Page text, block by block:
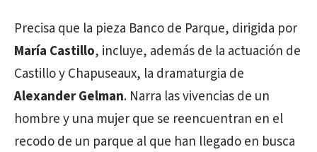
Precisa que la pieza Banco de Parque, dirigida por
María Castillo, incluye, además de la actuación de
Castillo y Chapuseaux, la dramaturgia de
Alexander Gelman. Narra las vivencias de un
hombre y una mujer que se reencuentran en el
recodo de un parque al que han llegado en busca